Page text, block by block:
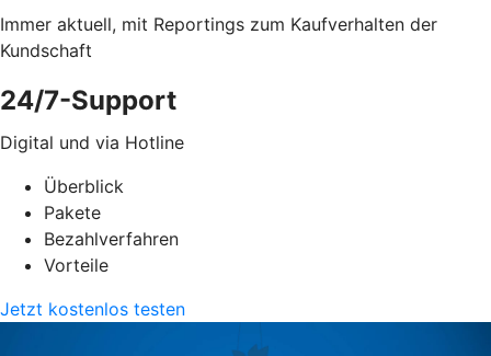
Immer aktuell, mit Reportings zum Kaufverhalten der
Kundschaft
24/7-Support
Digital und via Hotline
Überblick
Pakete
Bezahlverfahren
Vorteile
Jetzt kostenlos testen